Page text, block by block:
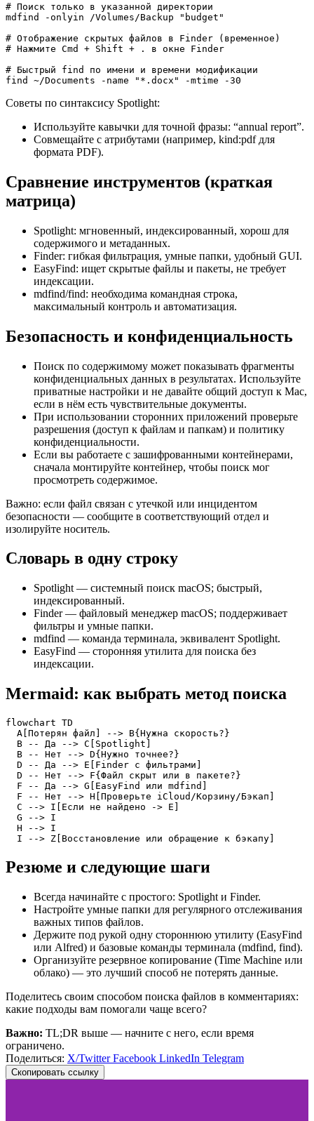
# Поиск только в указанной директории
mdfind -onlyin /Volumes/Backup "budget"
# Отображение скрытых файлов в Finder (временное)
# Нажмите Cmd + Shift + . в окне Finder
# Быстрый find по имени и времени модификации
find ~/Documents -name "*.docx" -mtime -30
Советы по синтаксису Spotlight:
Используйте кавычки для точной фразы: “annual report”.
Совмещайте с атрибутами (например, kind:pdf для
формата PDF).
Сравнение инструментов (краткая
матрица)
Spotlight: мгновенный, индексированный, хорош для
содержимого и метаданных.
Finder: гибкая фильтрация, умные папки, удобный GUI.
EasyFind: ищет скрытые файлы и пакеты, не требует
индексации.
mdfind/find: необходима командная строка,
максимальный контроль и автоматизация.
Безопасность и конфиденциальность
Поиск по содержимому может показывать фрагменты
конфиденциальных данных в результатах. Используйте
приватные настройки и не давайте общий доступ к Mac,
если в нём есть чувствительные документы.
При использовании сторонних приложений проверьте
разрешения (доступ к файлам и папкам) и политику
конфиденциальности.
Если вы работаете с зашифрованными контейнерами,
сначала монтируйте контейнер, чтобы поиск мог
просмотреть содержимое.
Важно: если файл связан с утечкой или инцидентом
безопасности — сообщите в соответствующий отдел и
изолируйте носитель.
Словарь в одну строку
Spotlight — системный поиск macOS; быстрый,
индексированный.
Finder — файловый менеджер macOS; поддерживает
фильтры и умные папки.
mdfind — команда терминала, эквивалент Spotlight.
EasyFind — сторонняя утилита для поиска без
индексации.
Mermaid: как выбрать метод поиска
flowchart TD
  A[Потерян файл] --> B{Нужна скорость?}
  B -- Да --> C[Spotlight]
  B -- Нет --> D{Нужно точнее?}
  D -- Да --> E[Finder с фильтрами]
  D -- Нет --> F{Файл скрыт или в пакете?}
  F -- Да --> G[EasyFind или mdfind]
  F -- Нет --> H[Проверьте iCloud/Корзину/Бэкап]
  C --> I[Если не найдено -> E]
  G --> I
  H --> I
  I --> Z[Восстановление или обращение к бэкапу]
Резюме и следующие шаги
Всегда начинайте с простого: Spotlight и Finder.
Настройте умные папки для регулярного отслеживания
важных типов файлов.
Держите под рукой одну стороннюю утилиту (EasyFind
или Alfred) и базовые команды терминала (mdfind, find).
Организуйте резервное копирование (Time Machine или
облако) — это лучший способ не потерять данные.
Поделитесь своим способом поиска файлов в комментариях:
какие подходы вам помогали чаще всего?
Важно: TL;DR выше — начните с него, если время
ограничено.
Поделиться: X/TwitterFacebook LinkedIn Telegram
Скопировать ссылку